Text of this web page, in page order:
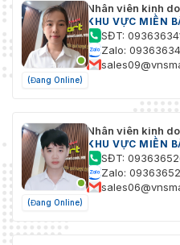
(Đang Online)
Nhân viên kinh
KHU VỰC MIỀN
SĐT:
Zalo:
(Đang Online)
Nhân viên kinh
KHU VỰC MIỀN
SĐT:
Zalo: